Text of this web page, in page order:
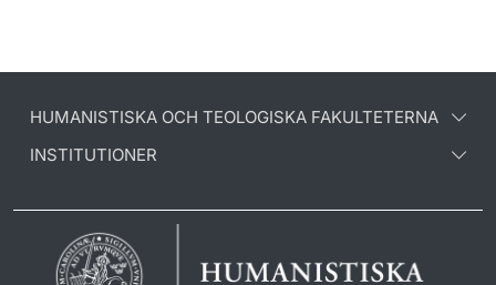
HUMANISTISKA OCH TEOLOGISKA FAKULTETERNA
INSTITUTIONER